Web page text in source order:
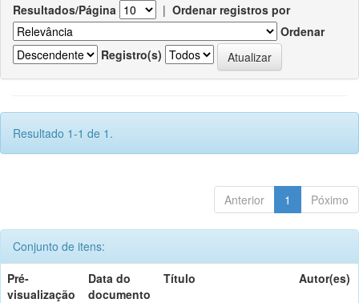
Resultados/Página | Ordenar registros por
Ordenar
Registro(s)
Resultado 1-1 de 1.
Anterior 1 Póximo
Conjunto de itens:
Pré-
visualização
Data do
documento
Título Autor(es)